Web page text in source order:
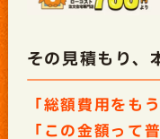
その見積もり、
「総額費用をも
「この金額って